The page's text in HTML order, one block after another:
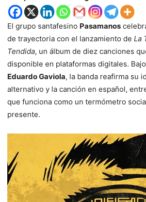
El grupo santafesino Pasamanos
de trayectoria con el lanzamiento de La
Tendida, un álbum de diez canciones
disponible en plataformas digitales.
Eduardo Gaviola, la banda reafirma su
alternativo y la canción en español,
que funciona como un termómetro
presente.